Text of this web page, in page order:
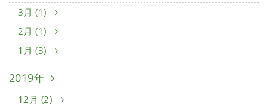
3月 (1)
2月 (1)
1月 (3)
2019年
12月 (2)